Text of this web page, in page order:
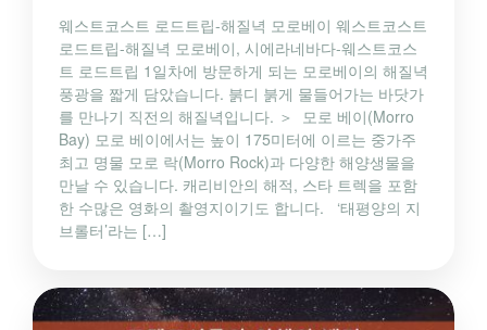
웨스트코스트 로드트립-해질녁 모로베이 웨스트코스트
로드트립-해질녁 모로베이, 시에라네바다-웨스트코스
트 로드트립 1일차에 방문하게 되는 모로베이의 해질녁
풍광을 짧게 담았습니다. 붉디 붉게 물들어가는 바닷가
를 만나기 직전의 해질녁입니다. ＞ 모로 베이(Morro
Bay) 모로 베이에서는 높이 175미터에 이르는 중가주
최고 명물 모로 락(Morro Rock)과 다양한 해양생물을
만날 수 있습니다. 캐리비안의 해적, 스타 트렉을 포함
한 수많은 영화의 촬영지이기도 합니다. ‘태평양의 지
브롤터’라는 […]